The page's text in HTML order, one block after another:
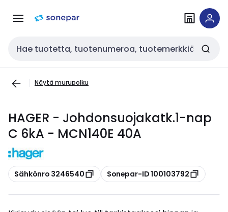
navigointiinsisältöön
Haku
Näytä murupolku
HAGER - Johdonsuojakatk.1-nap
C 6kA - MCN140E 40A
Kopioi
Sähkönro 3246540 Kopioi
Sonepar-ID 100103792